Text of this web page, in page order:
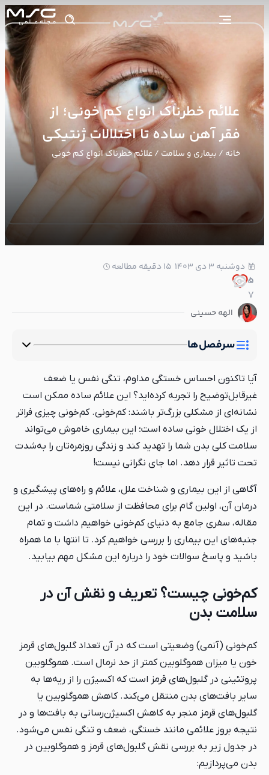
علائم خطرناک انواع کم خونی؛ از
فقر آهن ساده تا اختلالات ژنتیکی
خانه / بیماری و سلامت / علائم خطرناک انواع کم خونی
دوشنبه ۳ دی ۱۴۰۳ 15 دقیقه مطالعه
0
0
7
5
7
الهه حسینی
سرفصل‌ها
آیا تاکنون احساس خستگی مداوم، تنگی نفس یا ضعف
غیرقابل‌توضیح را تجربه کرده‌اید؟ این علائم ساده ممکن است
نشانه‌ای از مشکلی بزرگ‌تر باشند: کم‌خونی. کم‌خونی چیزی فراتر
از یک اختلال خونی ساده است؛ این بیماری خاموش می‌تواند
سلامت کلی بدن شما را تهدید کند و زندگی روزمره‌تان را به‌شدت
تحت تاثیر قرار دهد. اما جای نگرانی نیست!
آگاهی از این بیماری و شناخت علل، علائم و راه‌های پیشگیری و
درمان آن، اولین گام برای محافظت از سلامتی شماست. در این
مقاله، سفری جامع به دنیای کم‌خونی خواهیم داشت و تمام
جنبه‌های این بیماری را بررسی خواهیم کرد. تا انتها با ما همراه
باشید و پاسخ سوالات خود را درباره این مشکل مهم بیابید.
کم‌خونی چیست؟ تعریف و نقش آن در
سلامت بدن
کم‌خونی (آنمی) وضعیتی است که در آن تعداد گلبول‌های قرمز
خون یا میزان هموگلوبین کمتر از حد نرمال است. هموگلوبین
پروتئینی در گلبول‌های قرمز است که اکسیژن را از ریه‌ها به
سایر بافت‌های بدن منتقل می‌کند. کاهش هموگلوبین یا
گلبول‌های قرمز منجر به کاهش اکسیژن‌رسانی به بافت‌ها و در
نتیجه بروز علائمی مانند خستگی، ضعف و تنگی نفس می‌شود.
در جدول زیر به بررسی نقش گلبول‌های قرمز و هموگلوبین در
بدن می‌پردازیم: